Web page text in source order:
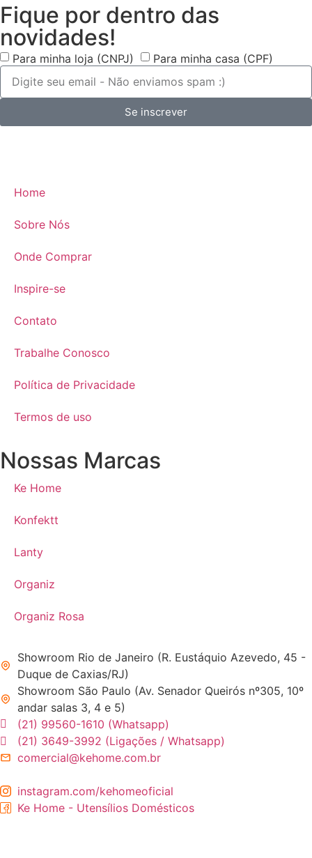
Fique por dentro das
novidades!
Para minha loja (CNPJ) Para minha casa (CPF)
Se inscrever
Home
Sobre Nós
Onde Comprar
Inspire-se
Contato
Trabalhe Conosco
Política de Privacidade
Termos de uso
Nossas Marcas
Ke Home
Konfektt
Lanty
Organiz
Organiz Rosa
Showroom Rio de Janeiro (R. Eustáquio Azevedo, 45 -
Duque de Caxias/RJ)
Showroom São Paulo (Av. Senador Queirós nº305, 10º
andar salas 3, 4 e 5)
(21) 99560-1610 (Whatsapp)
(21) 3649-3992 (Ligações / Whatsapp)
comercial@kehome.com.br
instagram.com/kehomeoficial
Ke Home - Utensílios Domésticos